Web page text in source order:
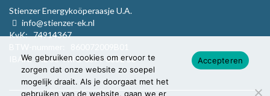
Stienzer Energykoöperaasje U.A.
info@stienzer-ek.nl
KvK: 74914367
IBAN: NL 38 TRIO 0379 6832 53
We gebruiken cookies om ervoor te
zorgen dat onze website zo soepel
mogelijk draait. Als je doorgaat met het
gebruiken van de website, gaan we er
Accepteren